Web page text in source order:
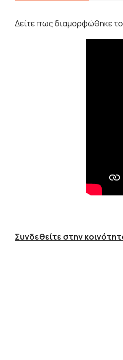
Δείτε πως διαμορφώθηκε
Συνδεθείτε στην